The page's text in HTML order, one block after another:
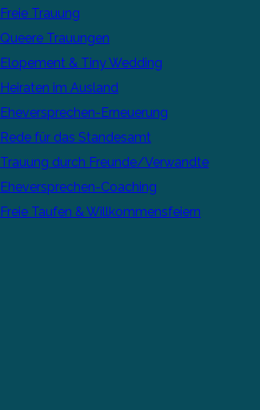
Freie Trauung
Queere Trauungen
Elopement & Tiny Wedding
Heiraten im Ausland
Eheversprechen-Erneuerung
Rede für das Standesamt
Trauung durch Freunde/Verwandte
Eheversprechen-Coaching
Freie Taufen & Willkommensfeiern